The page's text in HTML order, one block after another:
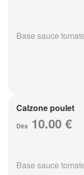
Base sauce
Calzone poulet
Dès 10.00 €
Base sauce